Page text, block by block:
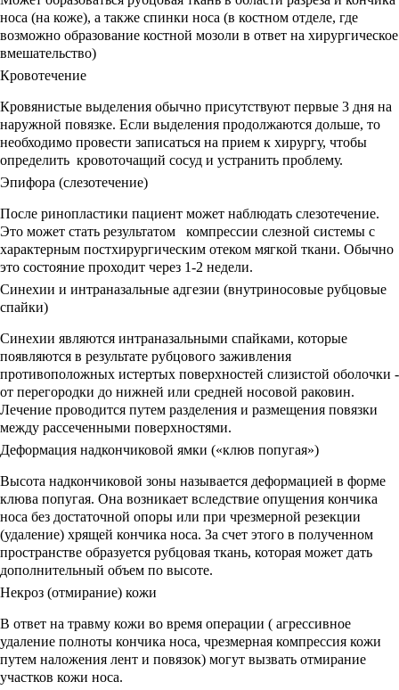
носа (на коже), а также спинки носа (в костном отделе, где
возможно образование костной мозоли в ответ на хирургическое
вмешательство)
Кровотечение
Кровянистые выделения обычно присутствуют первые 3 дня на
наружной повязке. Если выделения продолжаются дольше, то
необходимо провести записаться на прием к хирургу, чтобы
определить кровоточащий сосуд и устранить проблему.
Эпифора (слезотечение)
После ринопластики пациент может наблюдать слезотечение.
Это может стать результатом компрессии слезной системы с
характерным постхирургическим отеком мягкой ткани. Обычно
это состояние проходит через 1-2 недели.
Синехии и интраназальные адгезии (внутриносовые рубцовые
спайки)
Синехии являются интраназальными спайками, которые
появляются в результате рубцового заживления
противоположных истертых поверхностей слизистой оболочки -
от перегородки до нижней или средней носовой раковин.
Лечение проводится путем разделения и размещения повязки
между рассеченными поверхностями.
Деформация надкончиковой ямки («клюв попугая»)
Высота надкончиковой зоны называется деформацией в форме
клюва попугая. Она возникает вследствие опущения кончика
носа без достаточной опоры или при чрезмерной резекции
(удаление) хрящей кончика носа. За счет этого в полученном
пространстве образуется рубцовая ткань, которая может дать
дополнительный объем по высоте.
Некроз (отмирание) кожи
В ответ на травму кожи во время операции ( агрессивное
удаление полноты кончика носа, чрезмерная компрессия кожи
путем наложения лент и повязок) могут вызвать отмирание
участков кожи носа.